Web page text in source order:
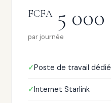
FCFA5 000
par journée
Poste de travail dédié
Internet Starlink